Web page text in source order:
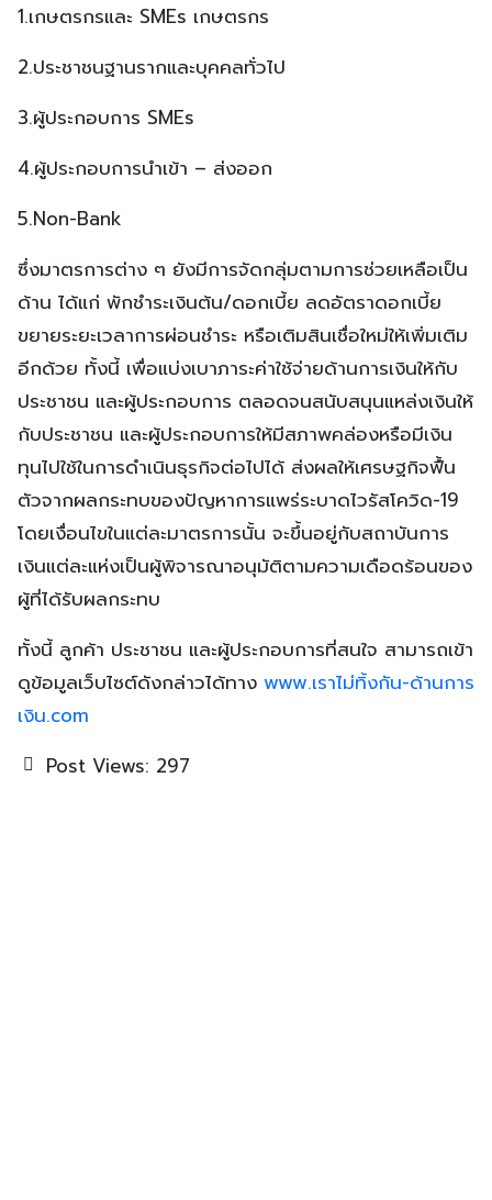
1.เกษตรกรและ SMEs เกษตรกร
2.ประชาชนฐานรากและบุคคลทั่วไป
3.ผู้ประกอบการ SMEs
4.ผู้ประกอบการนำเข้า – ส่งออก
5.Non-Bank
ซึ่งมาตรการต่าง ๆ ยังมีการจัดกลุ่มตามการช่วยเหลือเป็น
ด้าน ได้แก่ พักชำระเงินต้น/ดอกเบี้ย ลดอัตราดอกเบี้ย
ขยายระยะเวลาการผ่อนชำระ หรือเติมสินเชื่อใหม่ให้เพิ่มเติม
อีกด้วย ทั้งนี้ เพื่อแบ่งเบาภาระค่าใช้จ่ายด้านการเงินให้กับ
ประชาชน และผู้ประกอบการ ตลอดจนสนับสนุนแหล่งเงินให้
กับประชาชน และผู้ประกอบการให้มีสภาพคล่องหรือมีเงิน
ทุนไปใช้ในการดำเนินธุรกิจต่อไปได้ ส่งผลให้เศรษฐกิจฟื้น
ตัวจากผลกระทบของปัญหาการแพร่ระบาดไวรัสโควิด-19
โดยเงื่อนไขในแต่ละมาตรการนั้น จะขึ้นอยู่กับสถาบันการ
เงินแต่ละแห่งเป็นผู้พิจารณาอนุมัติตามความเดือดร้อนของ
ผู้ที่ได้รับผลกระทบ
ทั้งนี้ ลูกค้า ประชาชน และผู้ประกอบการที่สนใจ สามารถเข้า
ดูข้อมูลเว็บไซต์ดังกล่าวได้ทาง www.เราไม่ทิ้งกัน-ด้านการ
เงิน.com
Post Views: 297